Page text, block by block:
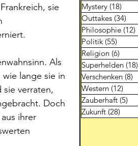
sie
Als
lange sie in
verraten,
Doch
ihrer
Mystery (18)
Outtakes (34)
Philosophie (12)
Politik (55)
Religion (6)
Superhelden (18)
Verschenken (8)
Western (12)
Zauberhaft (5)
Zukunft (28)